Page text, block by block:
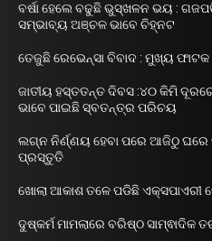
ବର୍ଷା ହେଲେ ବଢୁଛି ଭୁସ୍ଖଳନ ଭୟ :
ସମ୍ଭାବ୍ୟ ଅଞ୍ଚଳ ଭାବେ ଚିହ୍ନଟ
ତେଜୁଛି ରେଭେନ୍ସା ବିବାଦ : ମୁଖ୍ୟ
ଜାତୀୟ ହସ୍ତତନ୍ତ ଦିବସ :୪୦ କିମି ଦୂରରେ
ଭାବେ ପାଇଛି ସ୍ବତନ୍ତ୍ର ପରିଚୟ
ଲଗ୍ନ ନିର୍ଣ୍ଣୟ ହେବା ପରେ ଆଜିଠୁ
ପ୍ରସ୍ତୁତି
ଖୋଲା ଆକାଶ ତଳେ ପଡିଛି ଏକ୍ସପାଏରୀ
ଦୁଷ୍କର୍ମ ମାମଲାରେ ବରିଷ୍ଠ ସାମ୍ଵାଦିକ